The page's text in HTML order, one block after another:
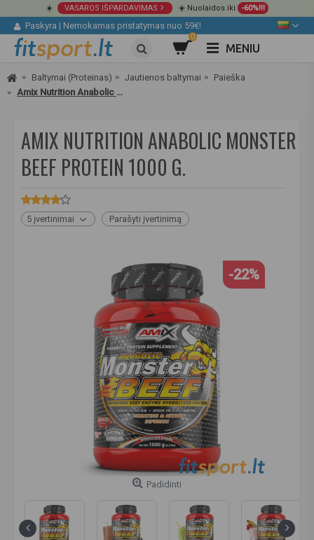
☀️ VASAROS IŠPARDAVIMAS ☀️ Nuolaidos iki -60%!!!
Paskyra | Nemokamas pristatymas nuo 59€!
0
MENIU
Baltymai (Proteinas) Jautienos baltymai
Paieška
Amix Nutrition Anabolic Monster Beef Protein 1000 g.
AMIX NUTRITION ANABOLIC MONSTER
BEEF PROTEIN 1000 G.
5 įvertinimai Parašyti įvertinimą
-22%
Padidinti